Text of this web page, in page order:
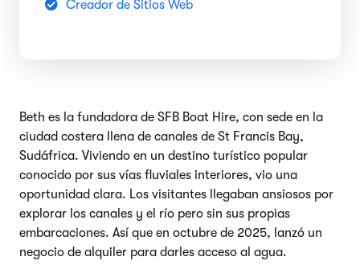
Creador de Sitios Web
Beth es la fundadora de SFB Boat Hire, con sede en la
ciudad costera llena de canales de St Francis Bay,
Sudáfrica. Viviendo en un destino turístico popular
conocido por sus vías fluviales interiores, vio una
oportunidad clara. Los visitantes llegaban ansiosos por
explorar los canales y el río pero sin sus propias
embarcaciones. Así que en octubre de 2025, lanzó un
negocio de alquiler para darles acceso al agua.